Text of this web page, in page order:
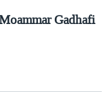
Gadhafi